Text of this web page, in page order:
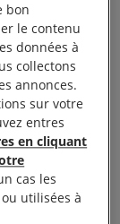
pour
sur les
collectif à la
bon
le contenu
données à
collectons
annonces.
sur votre
entres
en cliquant
cas les
utilisées à